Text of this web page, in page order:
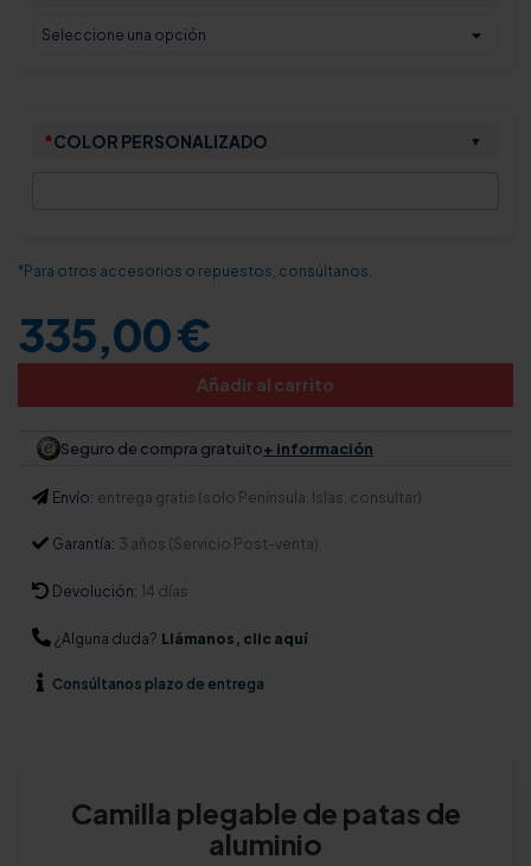
*COLOR PERSONALIZADO ▼
*Para otros accesorios o repuestos, consúltanos.
335,00 €
Añadir al carrito
Seguro de compra gratuito+ información
Envío: entrega gratis (solo Península. Islas, consultar)
Garantía: 3 años (Servicio Post-venta)
Devolución: 14 días
¿Alguna duda? Llámanos, clic aquí
Consúltanos plazo de entrega
Camilla plegable de patas de
aluminio